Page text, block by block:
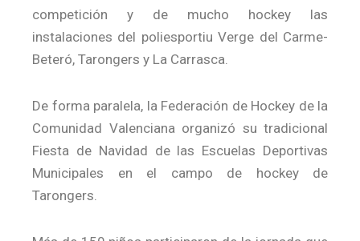
competición y de mucho hockey las
instalaciones del poliesportiu Verge del Carme-
Beteró, Tarongers y La Carrasca.
De forma paralela, la Federación de Hockey de la
Comunidad Valenciana organizó su tradicional
Fiesta de Navidad de las Escuelas Deportivas
Municipales en el campo de hockey de
Tarongers.